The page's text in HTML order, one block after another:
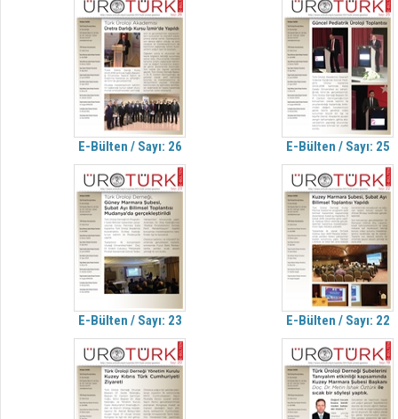
E-Bülten / Sayı: 26 E-Bülten / Sayı: 25
E-Bülten / Sayı: 23 E-Bülten / Sayı: 22